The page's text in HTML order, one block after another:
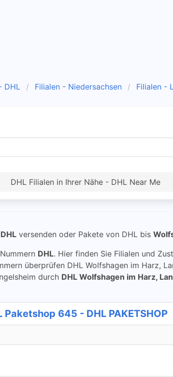
DHL Filialen - Niedersachsen Filialen -
DHL Filialen in Ihrer Nähe - DHL Near Me
DHL versenden oder Pakete von DHL bis
DHL. Hier finden Sie Filialen und
überprüfen DHL Wolfshagen im Harz,
durch DHL Wolfshagen im Harz,
645 - DHL PAKETSHOP